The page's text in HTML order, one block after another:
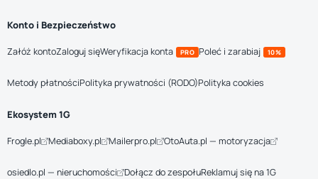
Konto i Bezpieczeństwo
Załóż kontoZaloguj sięWeryfikacja konta PRO Poleć i zarabiaj 10%
Metody płatnościPolityka prywatności (RODO)Polityka cookies
Ekosystem 1G
Frogle.pl Mediaboxy.pl Mailerpro.pl OtoAuta.pl — motoryzacja
osiedlo.pl — nieruchomości Dołącz do zespołuReklamuj się na 1G